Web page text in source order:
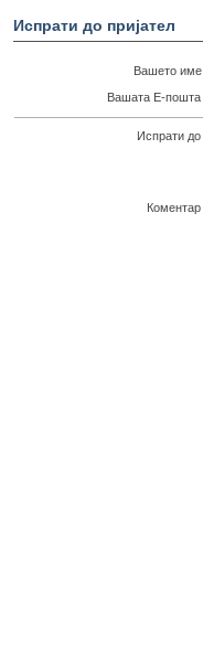
Испрати до пријател
Вашето име
Вашата Е-пошта
Испрати до
Коментар